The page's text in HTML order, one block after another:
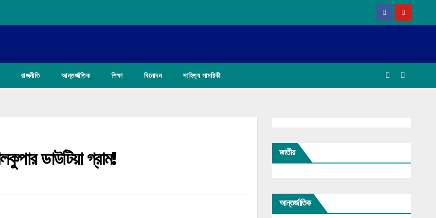
রাজনীতি আন্তর্জাতিক শিক্ষা বিনোদন সাহিত্য সাময়িকী
ডাউটিয়া গ্রাম! জাতীয়
আন্তর্জাতিক